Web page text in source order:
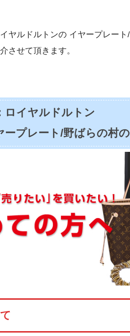
ヤルドルトンの イヤープレー
させて頂きます。
ロイヤルドルトン
ープレート/野ばらの村